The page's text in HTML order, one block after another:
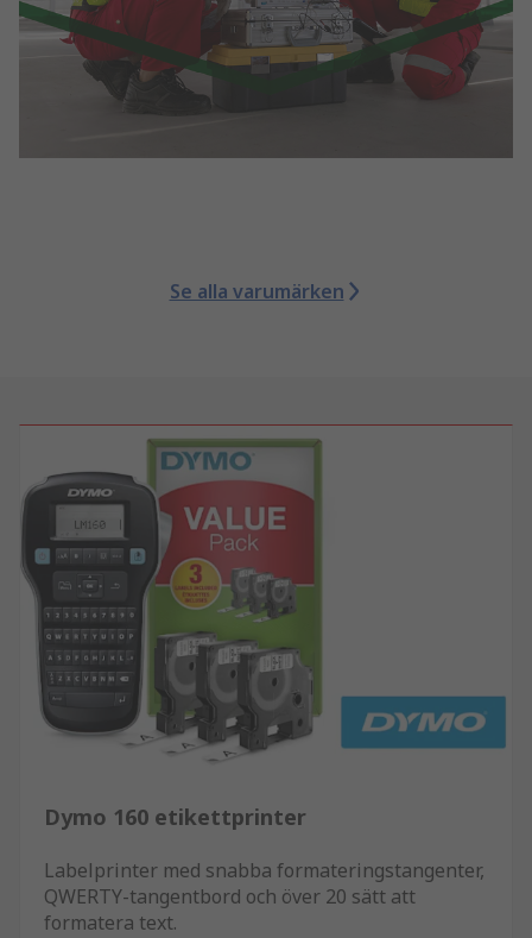
Se alla varumärken
Dymo 160 etikettprinter
Labelprinter med snabba formateringstangenter,
QWERTY-tangentbord och över 20 sätt att
formatera text.